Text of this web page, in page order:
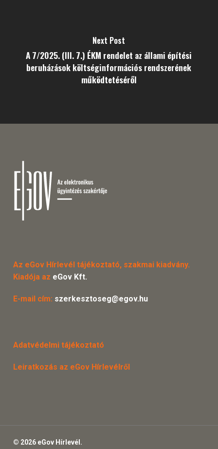
Next Post
A 7/2025. (III. 7.) ÉKM rendelet az állami építési
beruházások költséginformációs rendszerének
működtetéséről
Az eGov Hírlevél tájékoztató, szakmai kiadvány.
Kiadója az eGov Kft.
E-mail cím: szerkesztoseg@egov.hu
Adatvédelmi tájékoztató
Leiratkozás az eGov Hírlevélről
© 2026 eGov Hírlevél.